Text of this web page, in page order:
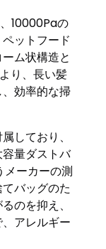
10000Paの
ットフード
ム状構造と
り、長い髪
効率的な掃
しており、
量ダストバ
メーカーの測
バッグのた
のを抑え、
アレルギー